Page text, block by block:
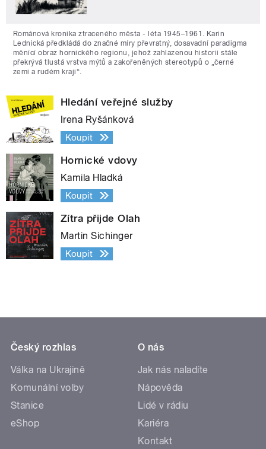
Románová kronika ztraceného města - léta 1945–1961. Karin
Lednická předkládá do značné míry převratný, dosavadní paradigma
měnící obraz hornického regionu, jehož zahlazenou historii stále
překrývá tlustá vrstva mýtů a zakořeněných stereotypů o „černé
zemi a rudém kraji“.
Hledání veřejné služby
Irena Ryšánková
Koupit
Hornické vdovy
Kamila Hladká
Koupit
Zítra přijde Olah
Martin Sichinger
Koupit
Český rozhlas
Válka na Ukrajině
Komunální volby
Stanice
eShop
O nás
Jak nás naladíte
Nápověda
Lidé v rádiu
Kariéra
Kontakt